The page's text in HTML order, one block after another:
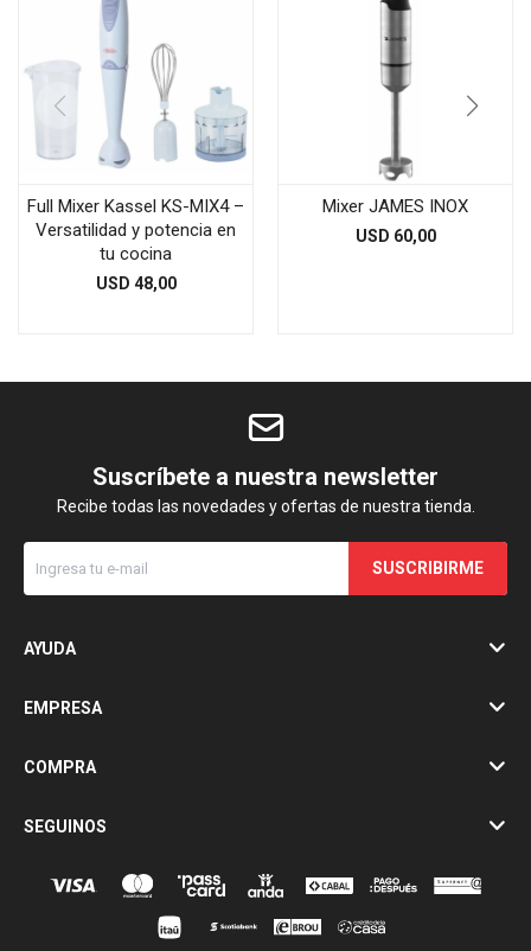
Full Mixer Kassel KS-MIX4 –
Versatilidad y potencia en
tu cocina
USD 48,00
Mixer JAMES INOX
USD 60,00
Suscríbete a nuestra newsletter
Recibe todas las novedades y ofertas de nuestra tienda.
SUSCRIBIRME
AYUDA
EMPRESA
COMPRA
SEGUINOS